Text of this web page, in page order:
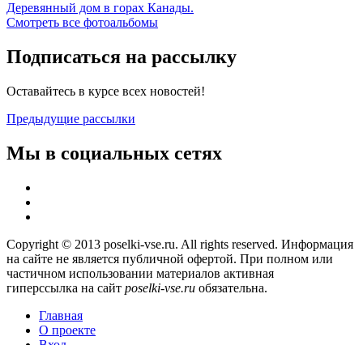
Деревянный дом в горах Канады.
Смотреть все фотоальбомы
Подписаться на рассылку
Оставайтесь в курсе всех новостей!
Предыдущие рассылки
Мы в социальных сетях
Copyright © 2013 poselki-vse.ru. All rights reserved. Информация
на сайте не является публичной офертой. При полном или
частичном использовании материалов активная
гиперссылка на сайт poselki-vse.ru​ обязательна.
Главная
О проекте